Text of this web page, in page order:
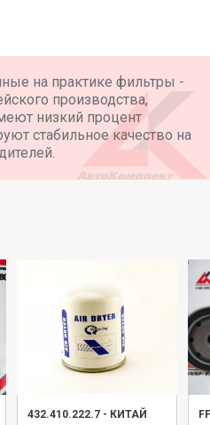
визуально
воды и грязи для
выпускается как без
магистраль между
на практике фильтры -
производства,
низкий процент
стабильное качество на
432.410.222.7 - КИТАЙ